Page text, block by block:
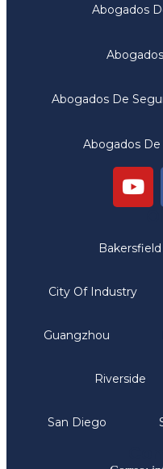
Abogados
Abogados De
Abogados
Bakersfield
City Of Industry
Guangzhou
Riverside
San Diego